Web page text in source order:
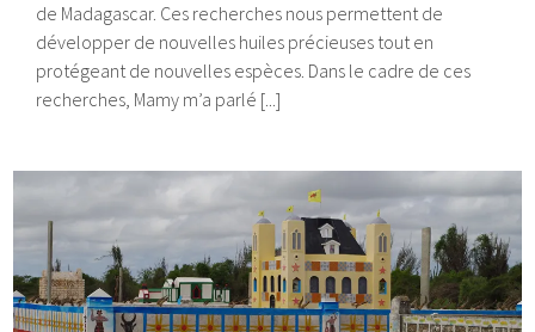
de Madagascar. Ces recherches nous permettent de
développer de nouvelles huiles précieuses tout en
protégeant de nouvelles espèces. Dans le cadre de ces
recherches, Mamy m’a parlé [...]